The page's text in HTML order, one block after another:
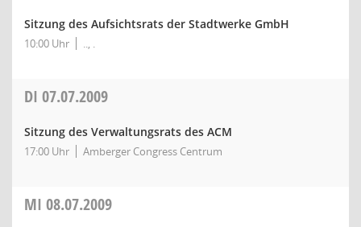
Sitzung des Aufsichtsrats der Stadtwerke GmbH
10:00 Uhr .., .
DI 07.07.2009
Sitzung des Verwaltungsrats des ACM
17:00 Uhr Amberger Congress Centrum
MI 08.07.2009